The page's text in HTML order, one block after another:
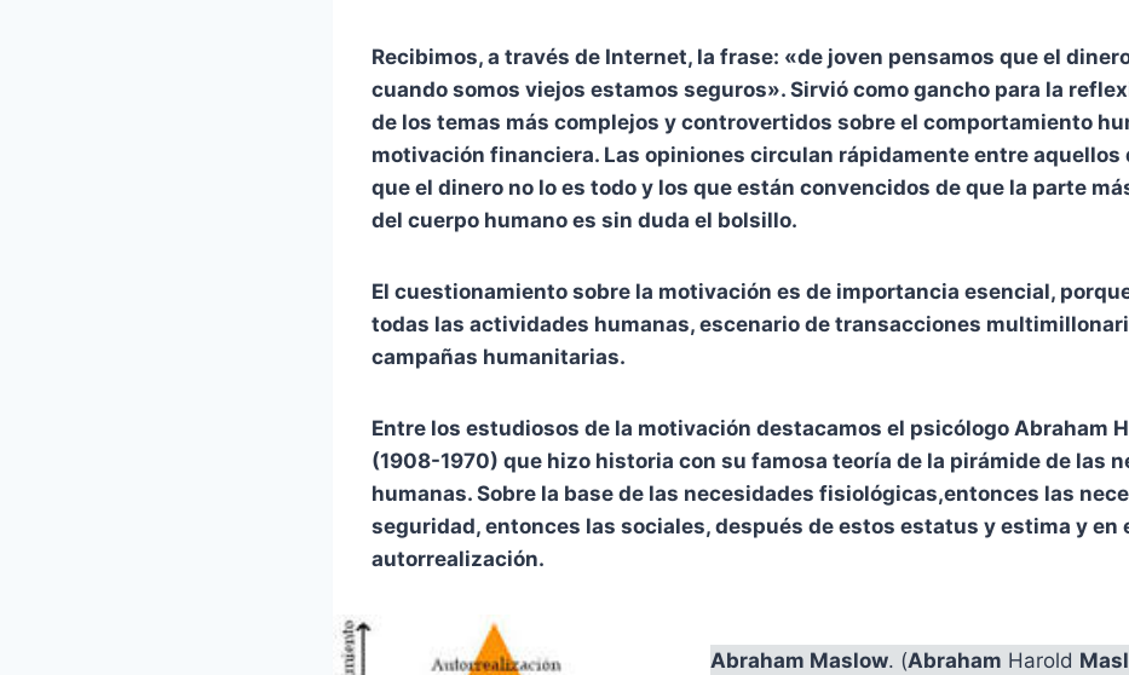
Recibimos, a través de Internet, la frase: «de joven pensamos que el
cuando somos viejos estamos seguros». Sirvió como gancho para la
de los temas más complejos y controvertidos sobre el comportamiento
motivación financiera. Las opiniones circulan rápidamente entre aquellos
que el dinero no lo es todo y los que están convencidos de que la parte
del cuerpo humano es sin duda el bolsillo.
El cuestionamiento sobre la motivación es de importancia esencial,
todas las actividades humanas, escenario de transacciones
campañas humanitarias.
Entre los estudiosos de la motivación destacamos el psicólogo Abraham
(1908-1970) que hizo historia con su famosa teoría de la pirámide de las
humanas. Sobre la base de las necesidades fisiológicas,entonces las
seguridad, entonces las sociales, después de estos estatus y estima y en
autorrealización.
Abraham Maslow. (Abraham Harold